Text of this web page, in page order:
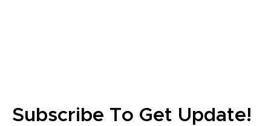
Subscribe To Get Update!